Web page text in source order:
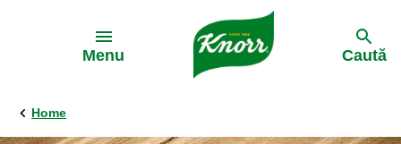
Menu Caută
Home